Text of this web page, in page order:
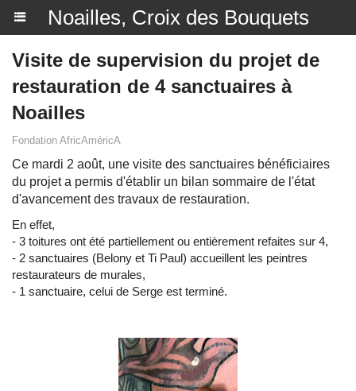
Noailles, Croix des Bouquets
Visite de supervision du projet de
restauration de 4 sanctuaires à
Noailles
Fondation AfricAméricA
Ce mardi 2 août, une visite des sanctuaires bénéficiaires
du projet a permis d'établir un bilan sommaire de l'état
d'avancement des travaux de restauration.
En effet,
- 3 toitures ont été partiellement ou entièrement refaites sur 4,
- 2 sanctuaires (Belony et Ti Paul) accueillent les peintres
restaurateurs de murales,
- 1 sanctuaire, celui de Serge est terminé.